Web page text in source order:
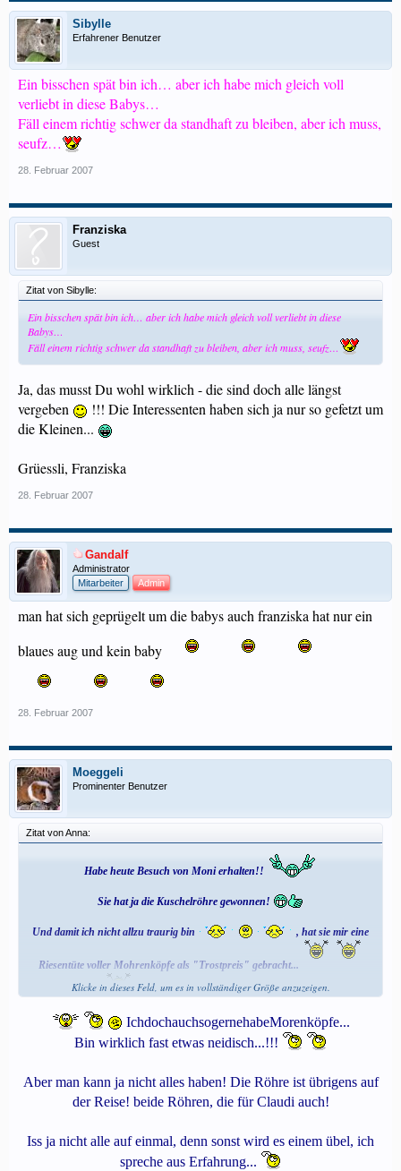
Sibylle
Erfahrener Benutzer
Ein bisschen spät bin ich… aber ich habe mich gleich voll
verliebt in diese Babys…
Fäll einem richtig schwer da standhaft zu bleiben, aber ich muss,
seufz…
28. Februar 2007
Franziska
Guest
Zitat von Sibylle:
Ein bisschen spät bin ich… aber ich habe mich gleich voll verliebt in diese
Babys…
Fäll einem richtig schwer da standhaft zu bleiben, aber ich muss, seufz…
Ja, das musst Du wohl wirklich - die sind doch alle längst
vergeben
!!! Die Interessenten haben sich ja nur so gefetzt um
die Kleinen...
Grüessli, Franziska
28. Februar 2007
Gandalf
Administrator
Mitarbeiter
Admin
man hat sich geprügelt um die babys auch franziska hat nur ein
blaues aug und kein baby
28. Februar 2007
Moeggeli
Prominenter Benutzer
Zitat von Anna:
Habe heute Besuch von Moni erhalten!!
Sie hat ja die Kuschelröhre gewonnen!
Und damit ich nicht allzu traurig bin , hat sie mir eine
Riesentüte voller Mohrenköpfe als "Trostpreis" gebracht...
meine Tochter freut sich noch mehr!
Daaaaanke!
Klicke in dieses Feld, um es in vollständiger Größe anzuzeigen.
IchdochauchsogernehabeMorenköpfe...
Bin wirklich fast etwas neidisch...!!!
Aber man kann ja nicht alles haben! Die Röhre ist übrigens auf
der Reise! beide Röhren, die für Claudi auch!
Iss ja nicht alle auf einmal, denn sonst wird es einem übel, ich
spreche aus Erfahrung...